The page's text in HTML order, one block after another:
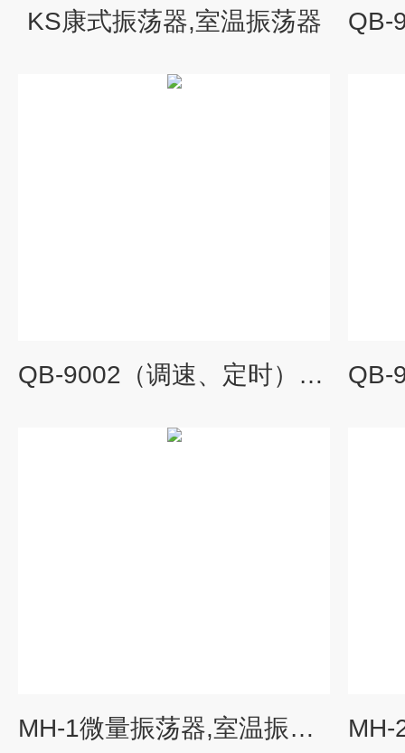
KS康式振荡器,室温振荡器
QB-9002（调速、定时）微孔板快速振荡器,室温振荡器
MH-1微量振荡器,室温振荡器